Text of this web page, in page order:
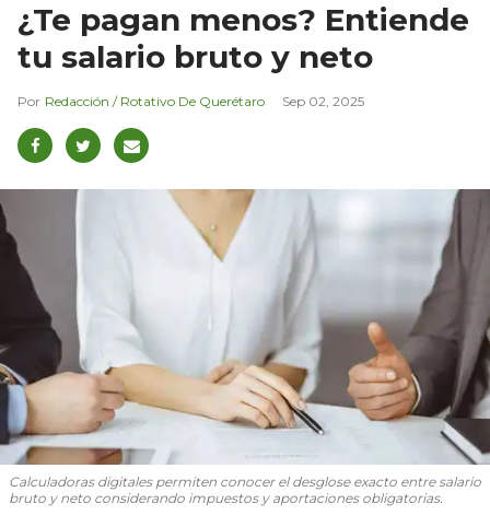
¿Te pagan menos? Entiende
tu salario bruto y neto
Redacción / Rotativo De Querétaro Sep 02, 2025
Calculadoras digitales permiten conocer el desglose exacto entre salario
bruto y neto considerando impuestos y aportaciones obligatorias.